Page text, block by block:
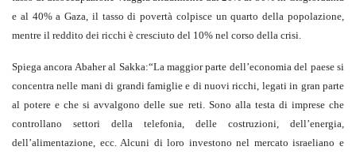
e al 40% a Gaza, il tasso di povertà colpisce un quarto della popolazione,
mentre il reddito dei ricchi è cresciuto del 10% nel corso della crisi.
Spiega ancora Abaher al Sakka:“La maggior parte dell’economia del paese si
concentra nelle mani di grandi famiglie e di nuovi ricchi, legati in gran parte
al potere e che si avvalgono delle sue reti. Sono alla testa di imprese che
controllano settori della telefonia, delle costruzioni, dell’energia,
dell’alimentazione, ecc. Alcuni di loro investono nel mercato israeliano e